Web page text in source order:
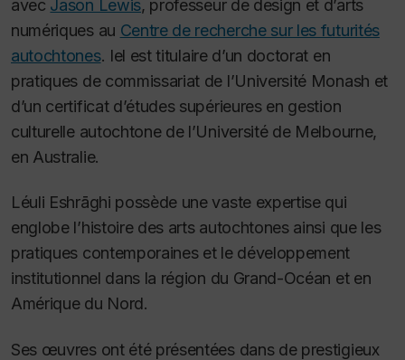
avec Jason Lewis, professeur de design et d’arts
numériques au Centre de recherche sur les futurités
autochtones. Iel est titulaire d’un doctorat en
pratiques de commissariat de l’Université Monash et
d’un certificat d’études supérieures en gestion
culturelle autochtone de l’Université de Melbourne,
en Australie.
Léuli Eshrāghi possède une vaste expertise qui
englobe l’histoire des arts autochtones ainsi que les
pratiques contemporaines et le développement
institutionnel dans la région du Grand-Océan et en
Amérique du Nord.
Ses œuvres ont été présentées dans de prestigieux